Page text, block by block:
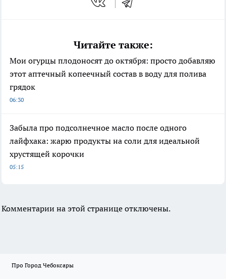
Читайте также:
Мои огурцы плодоносят до октября: просто добавляю
этот аптечный копеечный состав в воду для полива
грядок
06:30
Забыла про подсолнечное масло после одного
лайфхака: жарю продукты на соли для идеальной
хрустящей корочки
05:15
Комментарии на этой странице отключены.
Про Город Чебоксары